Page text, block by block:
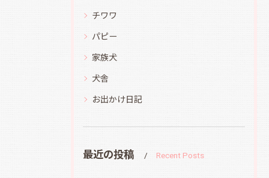
チワワ
パピー
家族犬
犬舎
お出かけ日記
最近の投稿 Recent Posts